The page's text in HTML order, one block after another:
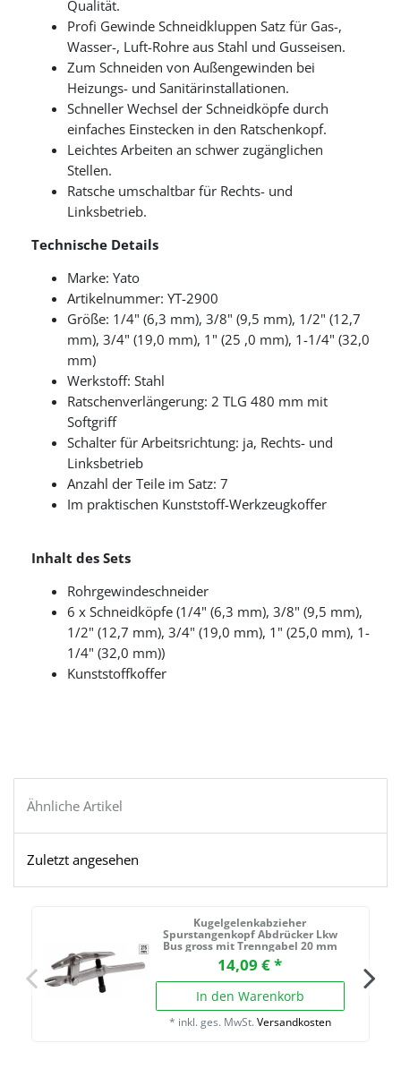
Qualität.
Profi Gewinde Schneidkluppen Satz für Gas-,
Wasser-, Luft-Rohre aus Stahl und Gusseisen.
Zum Schneiden von Außengewinden bei
Heizungs- und Sanitärinstallationen.
Schneller Wechsel der Schneidköpfe durch
einfaches Einstecken in den Ratschenkopf.
Leichtes Arbeiten an schwer zugänglichen
Stellen.
Ratsche umschaltbar für Rechts- und
Linksbetrieb.
Technische Details
Marke: Yato
Artikelnummer: YT-2900
Größe: 1/4" (6,3 mm), 3/8" (9,5 mm), 1/2" (12,7
mm), 3/4" (19,0 mm), 1" (25 ,0 mm), 1-1/4" (32,0
mm)
Werkstoff: Stahl
Ratschenverlängerung: 2 TLG 480 mm mit
Softgriff
Schalter für Arbeitsrichtung: ja, Rechts- und
Linksbetrieb
Anzahl der Teile im Satz: 7
Im praktischen Kunststoff-Werkzeugkoffer
Inhalt des Sets
Rohrgewindeschneider
6 x Schneidköpfe (1/4" (6,3 mm), 3/8" (9,5 mm),
1/2" (12,7 mm), 3/4" (19,0 mm), 1" (25,0 mm), 1-
1/4" (32,0 mm))
Kunststoffkoffer
Ähnliche Artikel
Zuletzt angesehen
Kugelgelenkabzieher
Spurstangenkopf Abdrücker Lkw
Bus gross mit Trenngabel 20 mm
14,09 € *
In den Warenkorb
* inkl. ges. MwSt. Versandkosten